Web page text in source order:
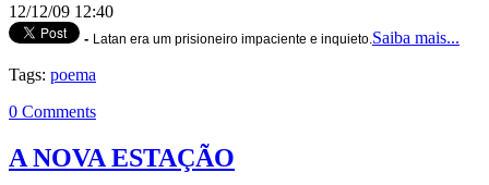
12/12/09 12:40
- Latan era um prisioneiro impaciente e inquieto. Saiba mais...
Tags: poema
0 Comments
A NOVA ESTAÇÃO